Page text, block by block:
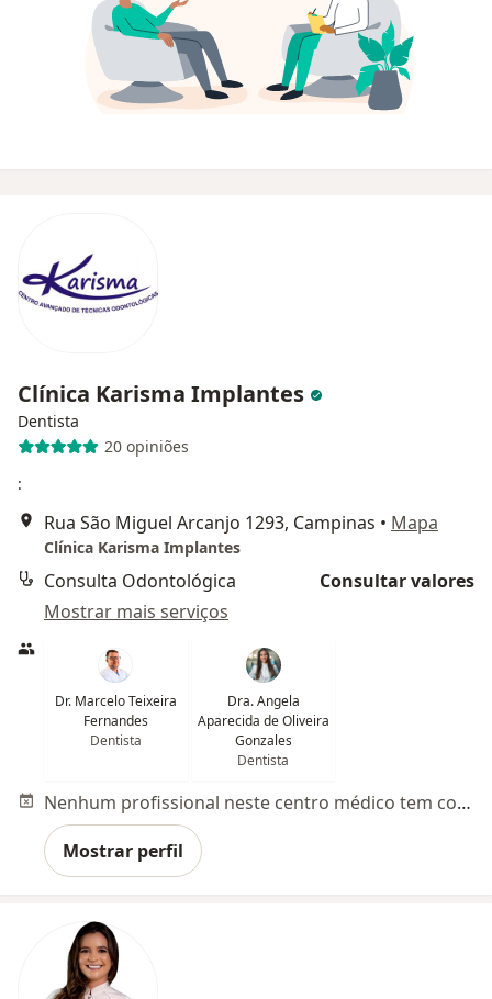
Clínica Karisma Implantes
Dentista
20 opiniões
:
Rua São Miguel Arcanjo 1293, Campinas • Mapa
Clínica Karisma Implantes
Consulta Odontológica
Consultar valores
Mostrar mais serviços
Dr. Marcelo Teixeira
Fernandes
Dentista
Dra. Angela
Aparecida de Oliveira
Gonzales
Dentista
Nenhum profissional neste centro médico tem consultas disponíveis
Mostrar perfil